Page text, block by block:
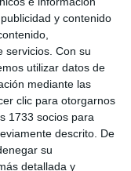
y contenido
servicios. Con su
utilizar datos de
mediante las
clic para otorgarnos
1733 socios para
descrito. De
su
detallada y
un momento
de la Paz. Un
fe, y